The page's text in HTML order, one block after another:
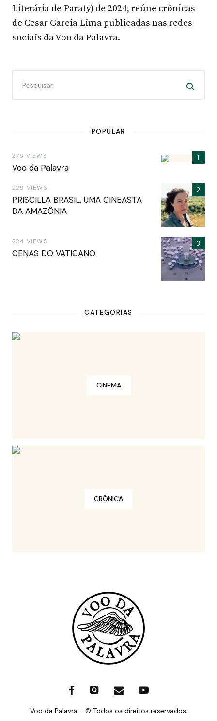
Literária de Paraty) de 2024, reúne crônicas
de Cesar Garcia Lima publicadas nas redes
sociais da Voo da Palavra.
POPULAR
275 VIEWS
Voo da Palavra
229 VIEWS
PRISCILLA BRASIL, UMA CINEASTA
DA AMAZÔNIA
224 VIEWS
CENAS DO VATICANO
CATEGORIAS
CINEMA
CRÔNICA
Voo da Palavra - © Todos os direitos reservados.